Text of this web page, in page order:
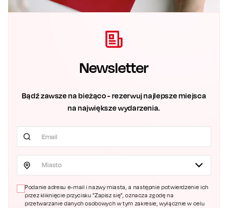
Newsletter
Bądź zawsze na bieżąco - rezerwuj najlepsze miejsca
na największe wydarzenia.
Miasto
Podanie adresu e-mail i nazwy miasta, a następnie potwierdzenie ich
przez kliknięcie przycisku "Zapisz się", oznacza zgodę na
przetwarzanie danych osobowych w tym zakresie, wyłącznie w celu